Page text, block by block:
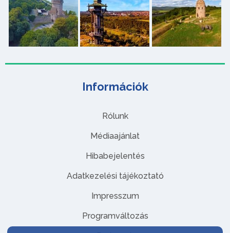
Információk
Rólunk
Médiaajánlat
Hibabejelentés
Adatkezelési tájékoztató
Impresszum
Programváltozás